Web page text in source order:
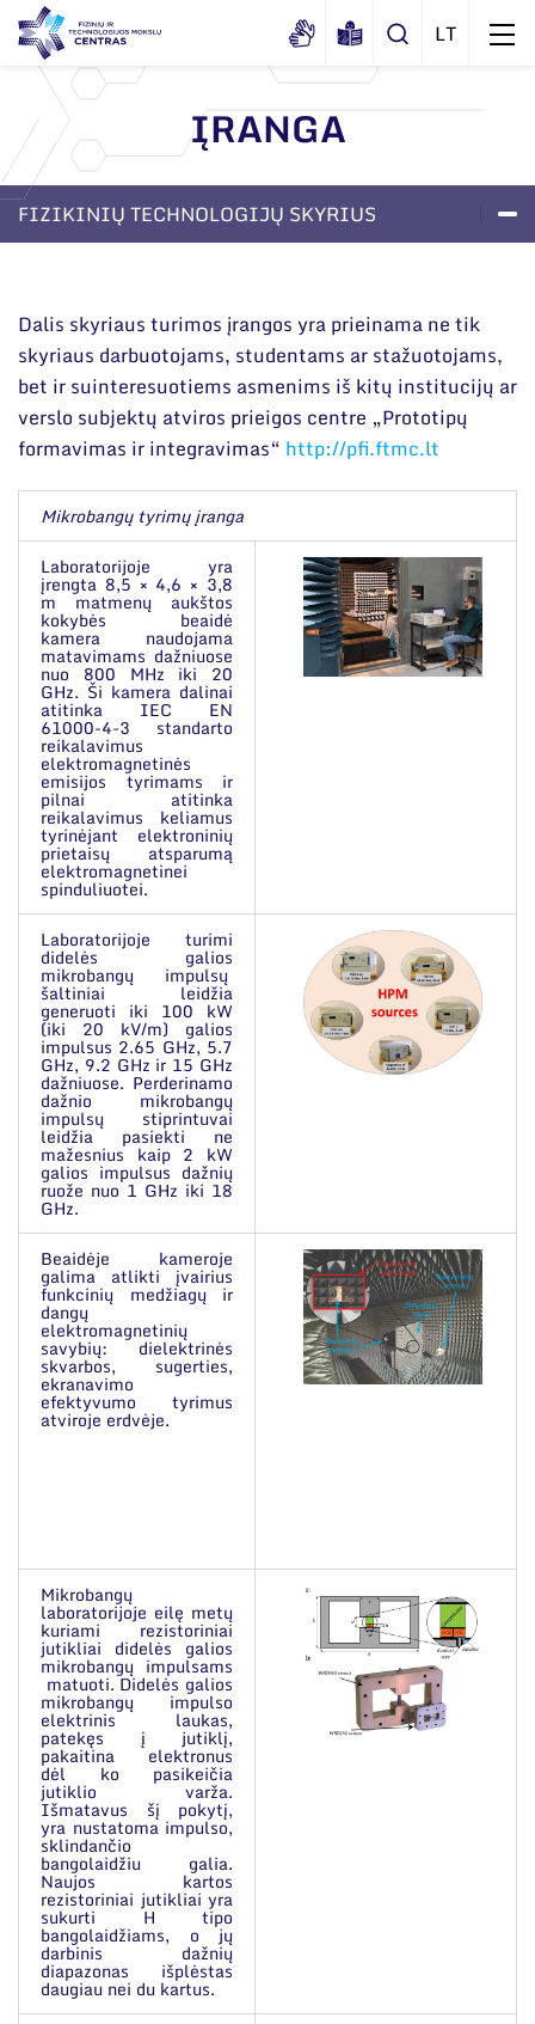
Apie mus
Dokumentai
Korupcijos prevencija
Duomenų apsauga
Darbuotojams
Nuorodos
Narystė nacionalinėse ir tarptautinėse
organizacijose bei asociacijose
Struktūra
Administraciniai skyriai
Moksliniai skyriai
Mokslo taryba
Tarptautinė patarėjų taryba
Mokslininkai emeritai
Renginiai
Tinklalaidės
Leidiniai
Bendri rekvizitai
Administracija
Darbuotojų kontaktai
ĮRANGA
FIZIKINIŲ TECHNOLOGIJŲ SKYRIUS
Dalis skyriaus turimos įrangos yra prieinama ne tik
skyriaus darbuotojams, studentams ar stažuotojams,
bet ir suinteresuotiems asmenims iš kitų institucijų ar
verslo subjektų atviros prieigos centre „Prototipų
formavimas ir integravimas“ http://pfi.ftmc.lt
Mikrobangų tyrimų įranga
Laboratorijoje yra
įrengta 8,5 × 4,6 × 3,8
m matmenų aukštos
kokybės beaidė
kamera naudojama
matavimams dažniuose
nuo 800 MHz iki 20
GHz. Ši kamera dalinai
atitinka IEC EN
61000-4-3 standarto
reikalavimus
elektromagnetinės
emisijos tyrimams ir
pilnai atitinka
reikalavimus keliamus
tyrinėjant elektroninių
prietaisų atsparumą
elektromagnetinei
spinduliuotei.
Laboratorijoje turimi
didelės galios
mikrobangų impulsų
šaltiniai leidžia
generuoti iki 100 kW
(iki 20 kV/m) galios
impulsus 2.65 GHz, 5.7
GHz, 9.2 GHz ir 15 GHz
dažniuose. Perderinamo
dažnio mikrobangų
impulsų stiprintuvai
leidžia pasiekti ne
mažesnius kaip 2 kW
galios impulsus dažnių
ruože nuo 1 GHz iki 18
GHz.
Beaidėje kameroje
galima atlikti įvairius
funkcinių medžiagų ir
dangų
elektromagnetinių
savybių: dielektrinės
skvarbos, sugerties,
ekranavimo
efektyvumo tyrimus
atviroje erdvėje.
Mikrobangų
laboratorijoje eilę metų
kuriami rezistoriniai
jutikliai didelės galios
mikrobangų impulsams
matuoti. Didelės galios
mikrobangų impulso
elektrinis laukas,
patekęs į jutiklį,
pakaitina elektronus
dėl ko pasikeičia
jutiklio varža.
Išmatavus šį pokytį,
yra nustatoma impulso,
sklindančio
bangolaidžiu galia.
Naujos kartos
rezistoriniai jutikliai yra
sukurti H tipo
bangolaidžiams, o jų
darbinis dažnių
diapazonas išplėstas
daugiau nei du kartus.